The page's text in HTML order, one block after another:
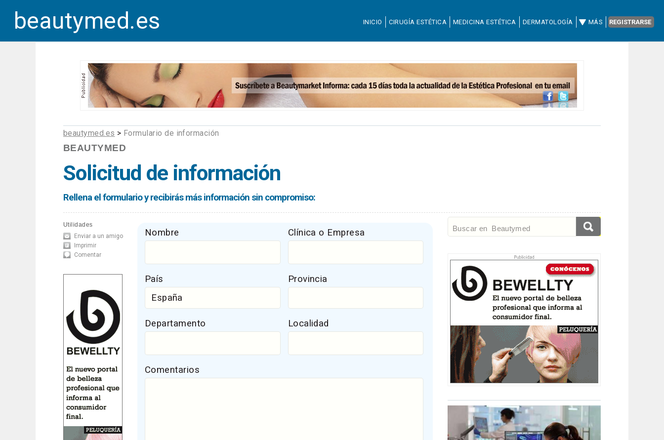
beautymed.es INICIO CIRUGÍA ESTÉTICA MEDICINA ESTÉTICA DERMATOLOGÍA MÁS REGISTRARSE
beautymed.es > Formulario de información
BEAUTYMED
Solicitud de información
Rellena el formulario y recibirás más información sin compromiso:
Utilidades
Enviar a un amigo
Imprimir
Comentar
Nombre Clínica o Empresa
País Provincia
Departamento Localidad
Comentarios